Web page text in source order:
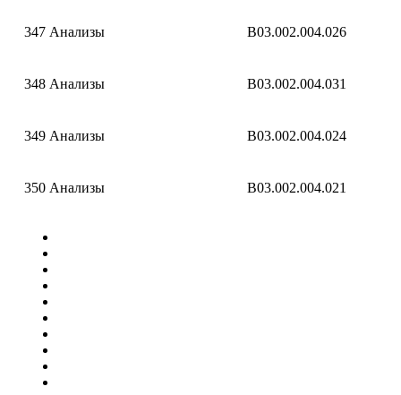
347 Анализы B03.002.004.026
348 Анализы B03.002.004.031
349 Анализы B03.002.004.024
350 Анализы B03.002.004.021